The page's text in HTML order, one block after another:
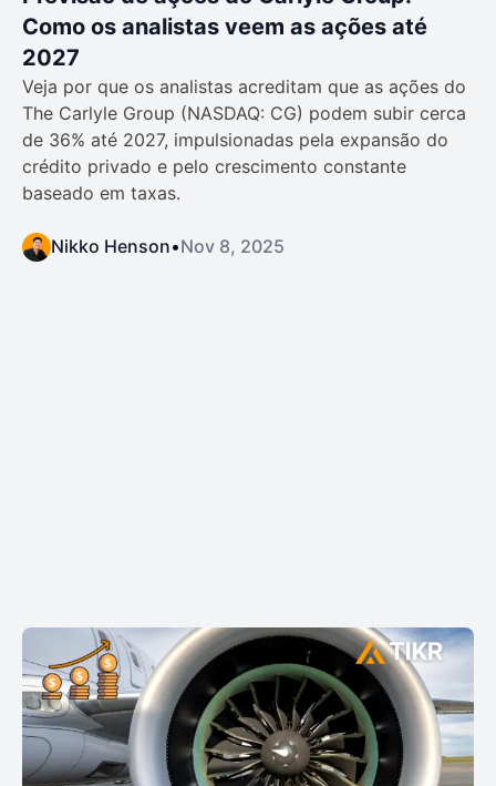
Como os analistas veem as ações até
2027
Veja por que os analistas acreditam que as ações do
The Carlyle Group (NASDAQ: CG) podem subir cerca
de 36% até 2027, impulsionadas pela expansão do
crédito privado e pelo crescimento constante
baseado em taxas.
Nikko Henson•Nov 8, 2025